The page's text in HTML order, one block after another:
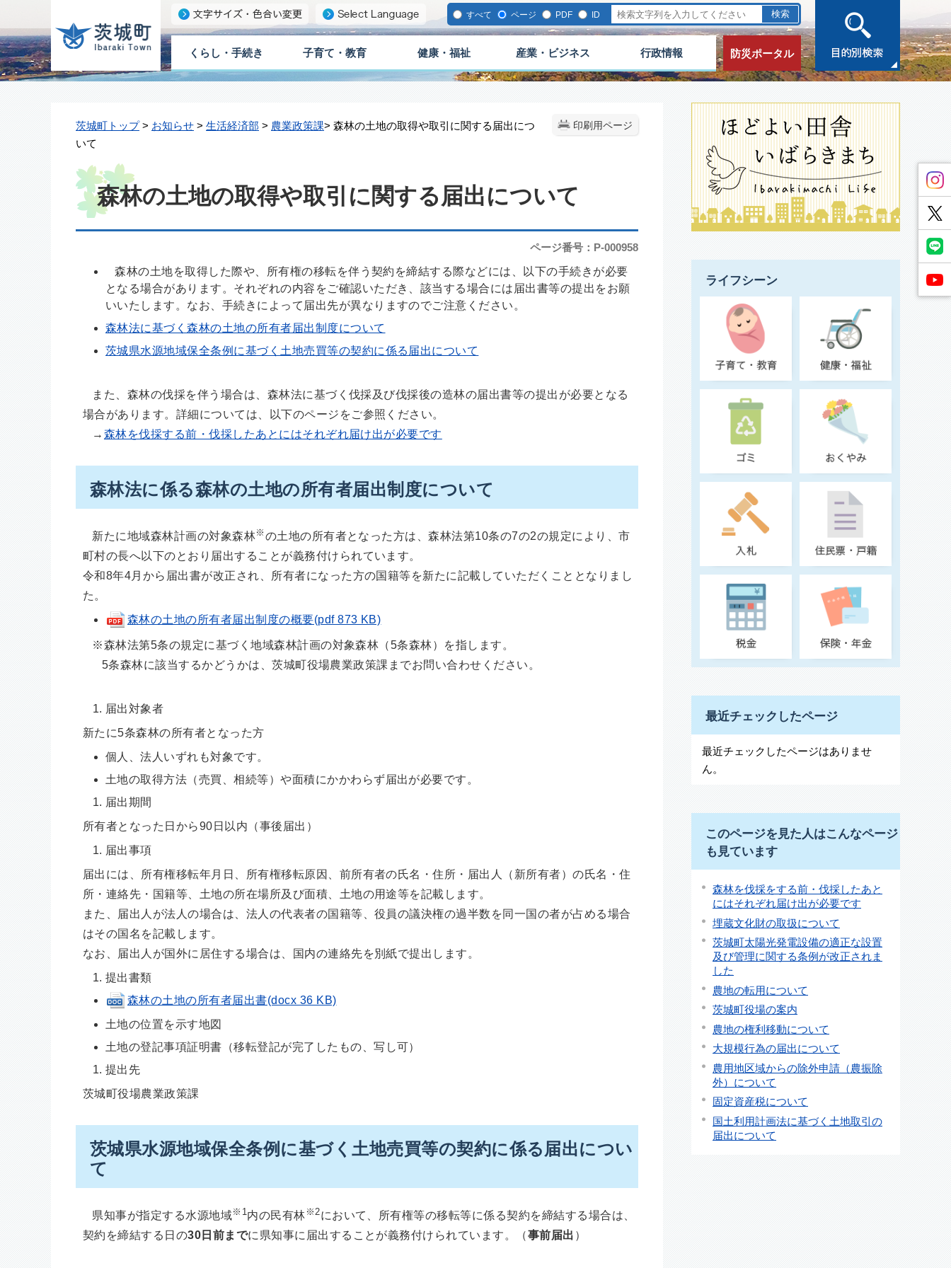
すべて ページ PDF ID
くらし・手続き 子育て・教育 健康・福祉 産業・ビジネス 行政情報 防災ポータル
印刷用ページ
茨城町トップ> お知らせ > 生活経済部 > 農業政策課> 森林の土地の取得や取引に関する届出につ
いて
森林の土地の取得や取引に関する届出について
ページ番号：P-000958
森林の土地を取得した際や、所有権の移転を伴う契約を締結する際などには、以下の手続きが必要
となる場合があります。それぞれの内容をご確認いただき、該当する場合には届出書等の提出をお願
いいたします。なお、手続きによって届出先が異なりますのでご注意ください。
森林法に基づく森林の土地の所有者届出制度について
茨城県水源地域保全条例に基づく土地売買等の契約に係る届出について
また、森林の伐採を伴う場合は、森林法に基づく伐採及び伐採後の造林の届出書等の提出が必要となる
場合があります。詳細については、以下のページをご参照ください。
→ 森林を伐採する前・伐採したあとにはそれぞれ届け出が必要です
森林法に係る森林の土地の所有者届出制度について
新たに地域森林計画の対象森林※ の土地の所有者となった方は、森林法第10条の7の2の規定により、市
町村の長へ以下のとおり届出することが義務付けられています。
令和8年4月から届出書が改正され、所有者になった方の国籍等を新たに記載していただくこととなりまし
た。
森林の土地の所有者届出制度の概要(pdf 873 KB)
※森林法第5条の規定に基づく地域森林計画の対象森林（5条森林）を指します。
5条森林に該当するかどうかは、茨城町役場農業政策課までお問い合わせください。
届出対象者
新たに5条森林の所有者となった方
個人、法人いずれも対象です。
土地の取得方法（売買、相続等）や面積にかかわらず届出が必要です。
届出期間
所有者となった日から90日以内（事後届出）
届出事項
届出には、所有権移転年月日、所有権移転原因、前所有者の氏名・住所・届出人（新所有者）の氏名・住
所・連絡先・国籍等、土地の所在場所及び面積、土地の用途等を記載します。
また、届出人が法人の場合は、法人の代表者の国籍等、役員の議決権の過半数を同一国の者が占める場合
はその国名を記載します。
なお、届出人が国外に居住する場合は、国内の連絡先を別紙で提出します。
提出書類
森林の土地の所有者届出書(docx 36 KB)
土地の位置を示す地図
土地の登記事項証明書（移転登記が完了したもの、写し可）
提出先
茨城町役場農業政策課
茨城県水源地域保全条例に基づく土地売買等の契約に係る届出につい
て
県知事が指定する水源地域※1内の民有林 ※2において、所有権等の移転等に係る契約を締結する場合は、
契約を締結する日の30日前までに県知事に届出することが義務付けられています。（事前届出 ）
ライフシーン
最近チェックしたページ
最近チェックしたページはありませ
ん。
このページを見た人はこんなページ
も見ています
森林を伐採をする前・伐採したあと
にはそれぞれ届け出が必要です
埋蔵文化財の取扱について
茨城町太陽光発電設備の適正な設置
及び管理に関する条例が改正されま
した
農地の転用について
茨城町役場の案内
農地の権利移動について
大規模行為の届出について
農用地区域からの除外申請（農振除
外）について
固定資産税について
国土利用計画法に基づく土地取引の
届出について